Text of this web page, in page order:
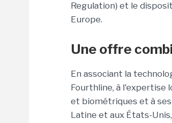
Regulation) et le
Europe.
Une offre
En associant la
Fourthline, à l'expertise
et biométriques et à
Latine et aux États-